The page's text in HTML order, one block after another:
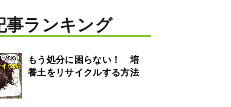
事ランキング
もう処分に困らない！ 培
養土をリサイクルする方法